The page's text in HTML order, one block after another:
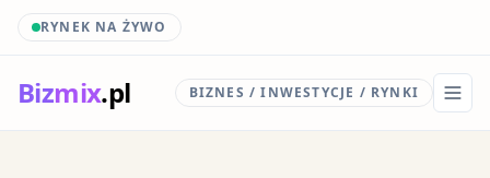
RYNEK NA ŻYWO
Bizmix.pl BIZNES / INWESTYCJE / RYNKI